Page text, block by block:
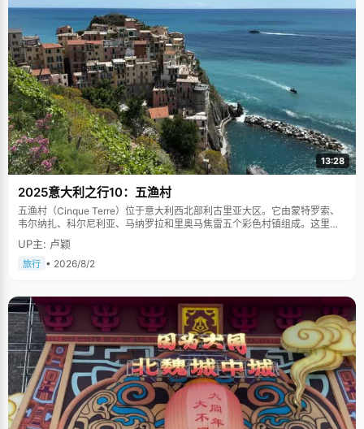
13:28
2025意大利之行10：五渔村
五渔村（Cinque Terre）位于意大利西北部利古里亚大区。它由蒙特罗索、
韦尔纳扎、科尔尼利亚、马纳罗拉和里奥马焦雷五个彩色村镇组成。这里依
山傍海，房屋色彩斑斓，1997年被列为世界文化遗产。
UP主: 卢颖
旅行 • 2026/8/2